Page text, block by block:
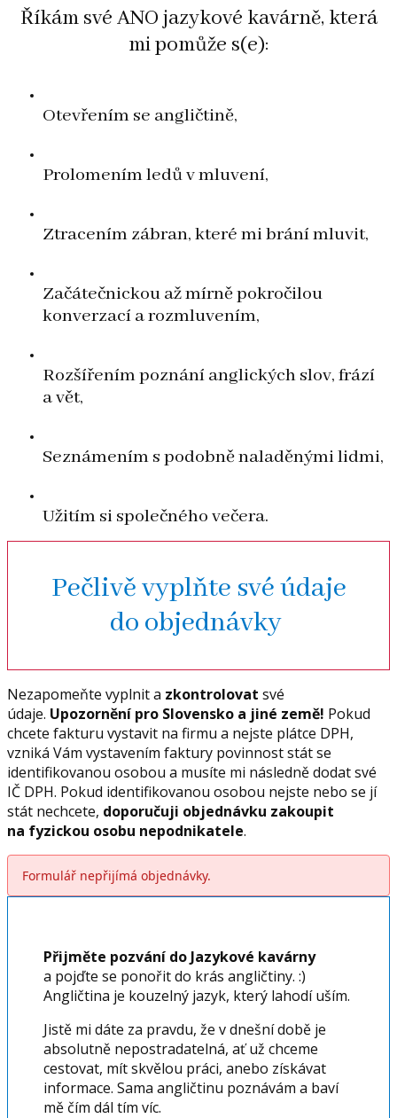
Říkám své ANO jazykové kavárně, která
mi pomůže s(e):
Otevřením se angličtině,
Prolomením ledů v mluvení,
Ztracením zábran, které mi brání mluvit,
Začátečnickou až mírně pokročilou
konverzací a rozmluvením,
Rozšířením poznání anglických slov, frází
a vět,
Seznámením s podobně naladěnými lidmi,
Užitím si společného večera.
Pečlivě vyplňte své údaje
do objednávky
Nezapomeňte vyplnit a zkontrolovat své
údaje. Upozornění pro Slovensko a jiné země! Pokud
chcete fakturu vystavit na firmu a nejste plátce DPH,
vzniká Vám vystavením faktury povinnost stát se
identifikovanou osobou a musíte mi následně dodat své
IČ DPH. Pokud identifikovanou osobou nejste nebo se jí
stát nechcete, doporučuji objednávku zakoupit
na fyzickou osobu nepodnikatele.
Formulář nepřijímá objednávky.
Přijměte pozvání do Jazykové kavárny
a pojďte se ponořit do krás angličtiny. :)
Angličtina je kouzelný jazyk, který lahodí uším.
Jistě mi dáte za pravdu, že v dnešní době je
absolutně nepostradatelná, ať už chceme
cestovat, mít skvělou práci, anebo získávat
informace. Sama angličtinu poznávám a baví
mě čím dál tím víc.